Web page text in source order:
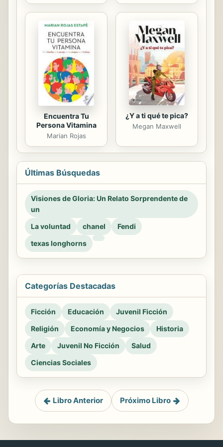
Encuentra Tu
Persona Vitamina
Marian Rojas
¿Y a ti qué te pica?
Megan Maxwell
Últimas Búsquedas
Visiones de Gloria: Un Relato Sorprendente de
un
La voluntad
chanel
Fendi
texas longhorns
Categorías Destacadas
Ficción Educación
Juvenil Ficción
Religión
Economía y Negocios
Historia
Arte
Juvenil No Ficción
Salud
Ciencias Sociales
Libro Anterior Próximo Libro